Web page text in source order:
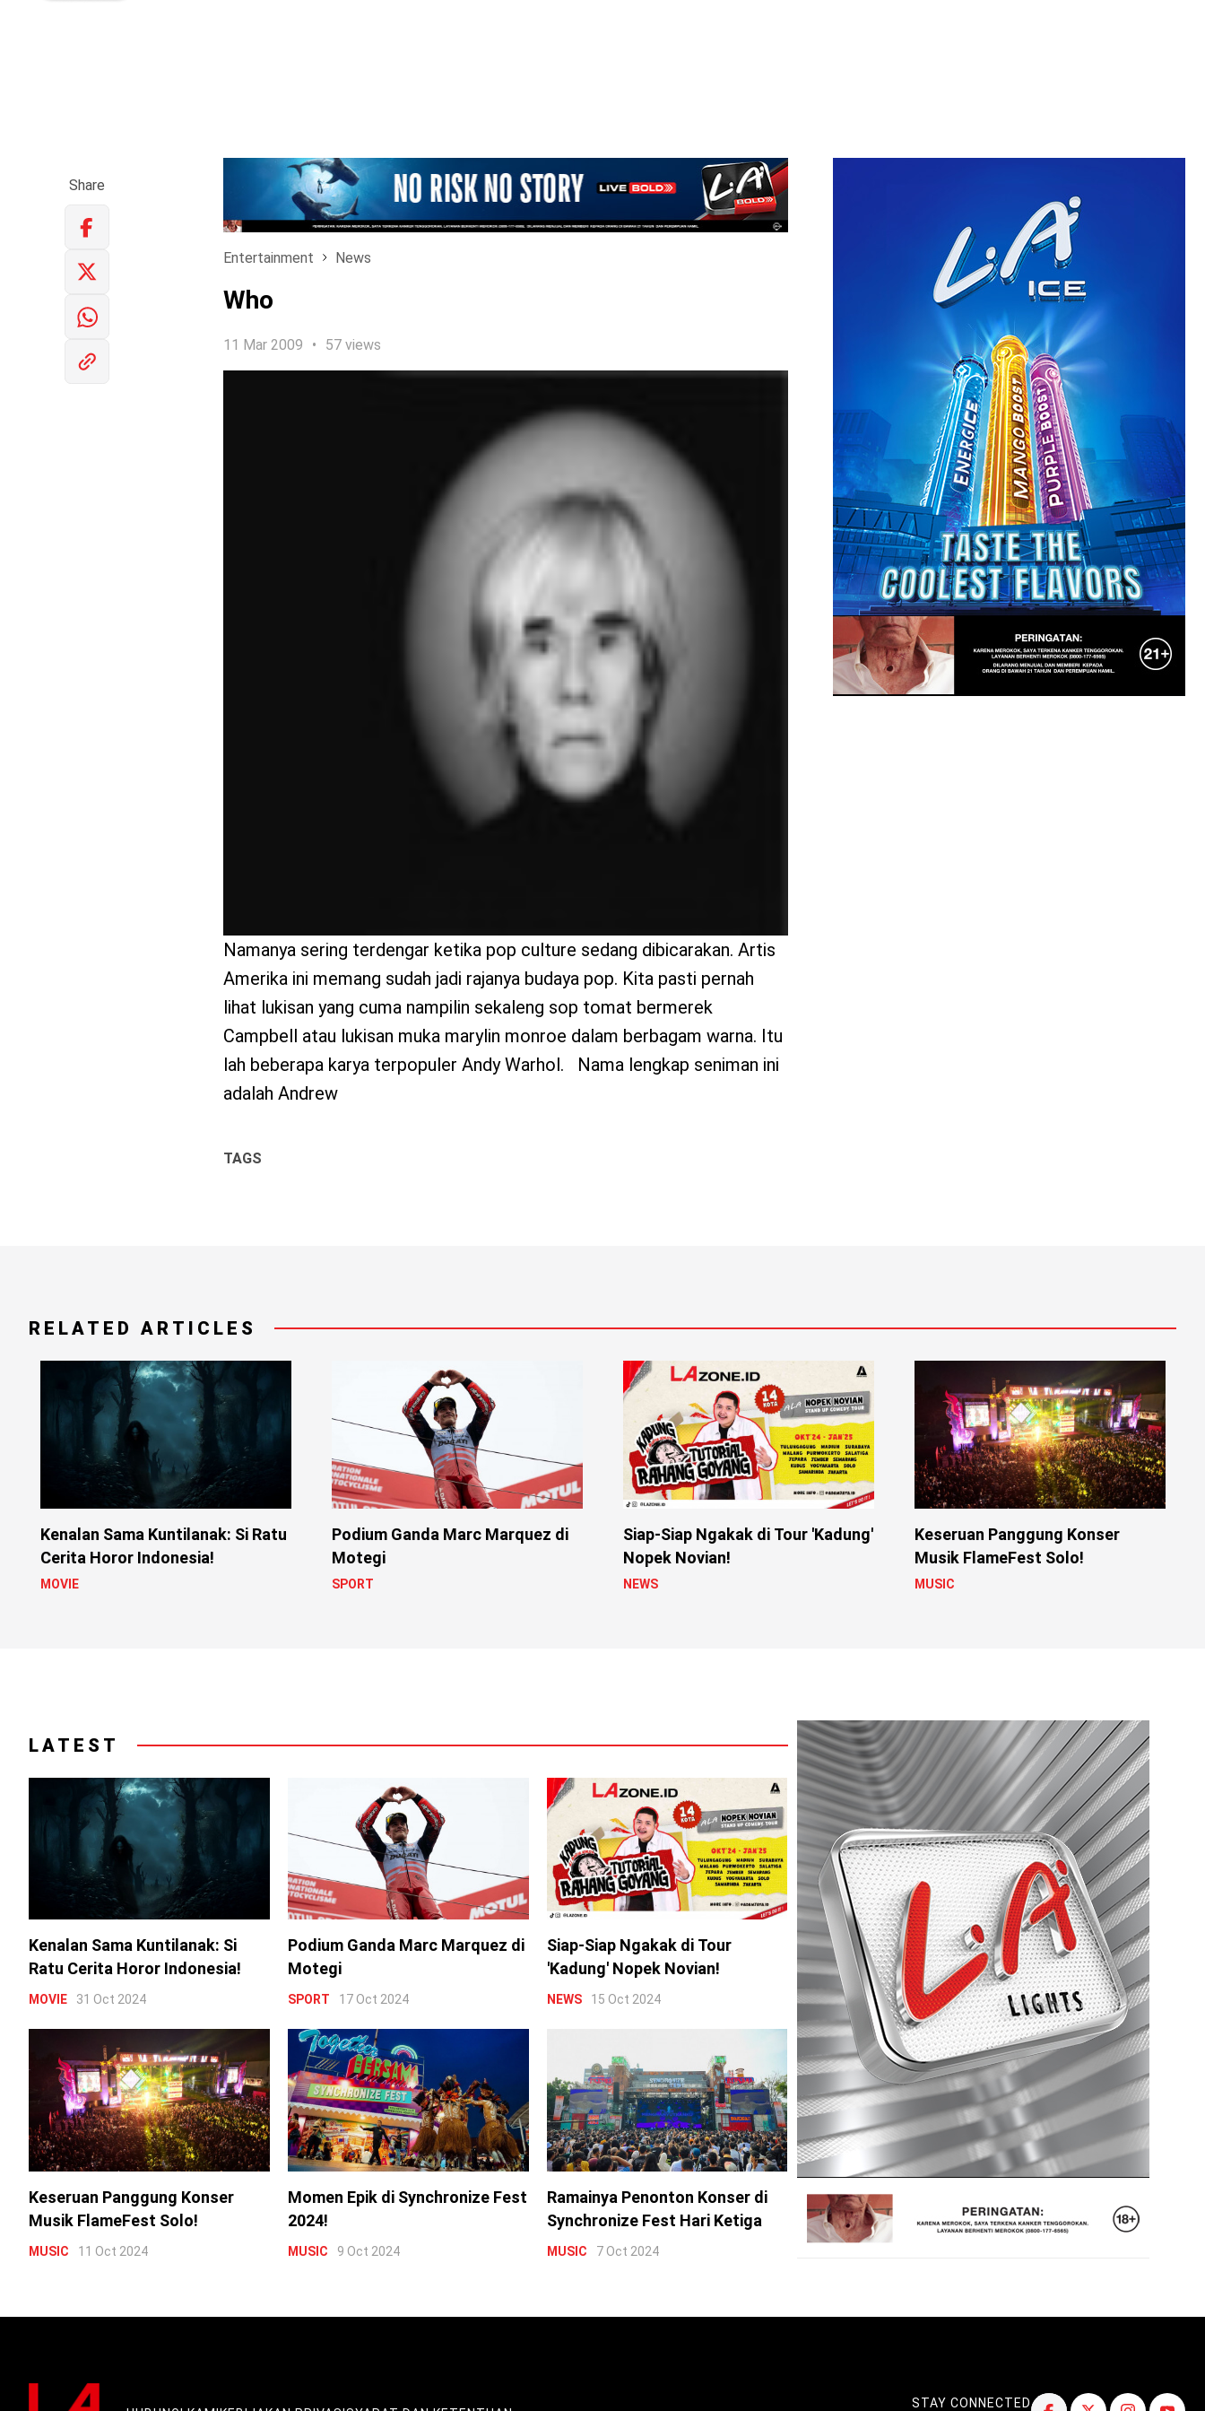
Share
Entertainment News
Who
11 Mar 2009 57 views
Namanya sering terdengar ketika pop culture sedang dibicarakan. Artis
Amerika ini memang sudah jadi rajanya budaya pop. Kita pasti pernah
lihat lukisan yang cuma nampilin sekaleng sop tomat bermerek
Campbell atau lukisan muka marylin monroe dalam berbagam warna. Itu
lah beberapa karya terpopuler Andy Warhol. Nama lengkap seniman ini
adalah Andrew
TAGS
RELATED ARTICLES
Kenalan Sama Kuntilanak: Si Ratu
Cerita Horor Indonesia!
MOVIE
Podium Ganda Marc Marquez di
Motegi
SPORT
Siap-Siap Ngakak di Tour 'Kadung'
Nopek Novian!
NEWS
Keseruan Panggung Konser
Musik FlameFest Solo!
MUSIC
LATEST
Kenalan Sama Kuntilanak: Si
Ratu Cerita Horor Indonesia!
MOVIE 31 Oct 2024
Podium Ganda Marc Marquez di
Motegi
SPORT 17 Oct 2024
Siap-Siap Ngakak di Tour
'Kadung' Nopek Novian!
NEWS 15 Oct 2024
Keseruan Panggung Konser
Musik FlameFest Solo!
MUSIC 11 Oct 2024
Momen Epik di Synchronize Fest
2024!
MUSIC 9 Oct 2024
Ramainya Penonton Konser di
Synchronize Fest Hari Ketiga
MUSIC 7 Oct 2024
STAY CONNECTED